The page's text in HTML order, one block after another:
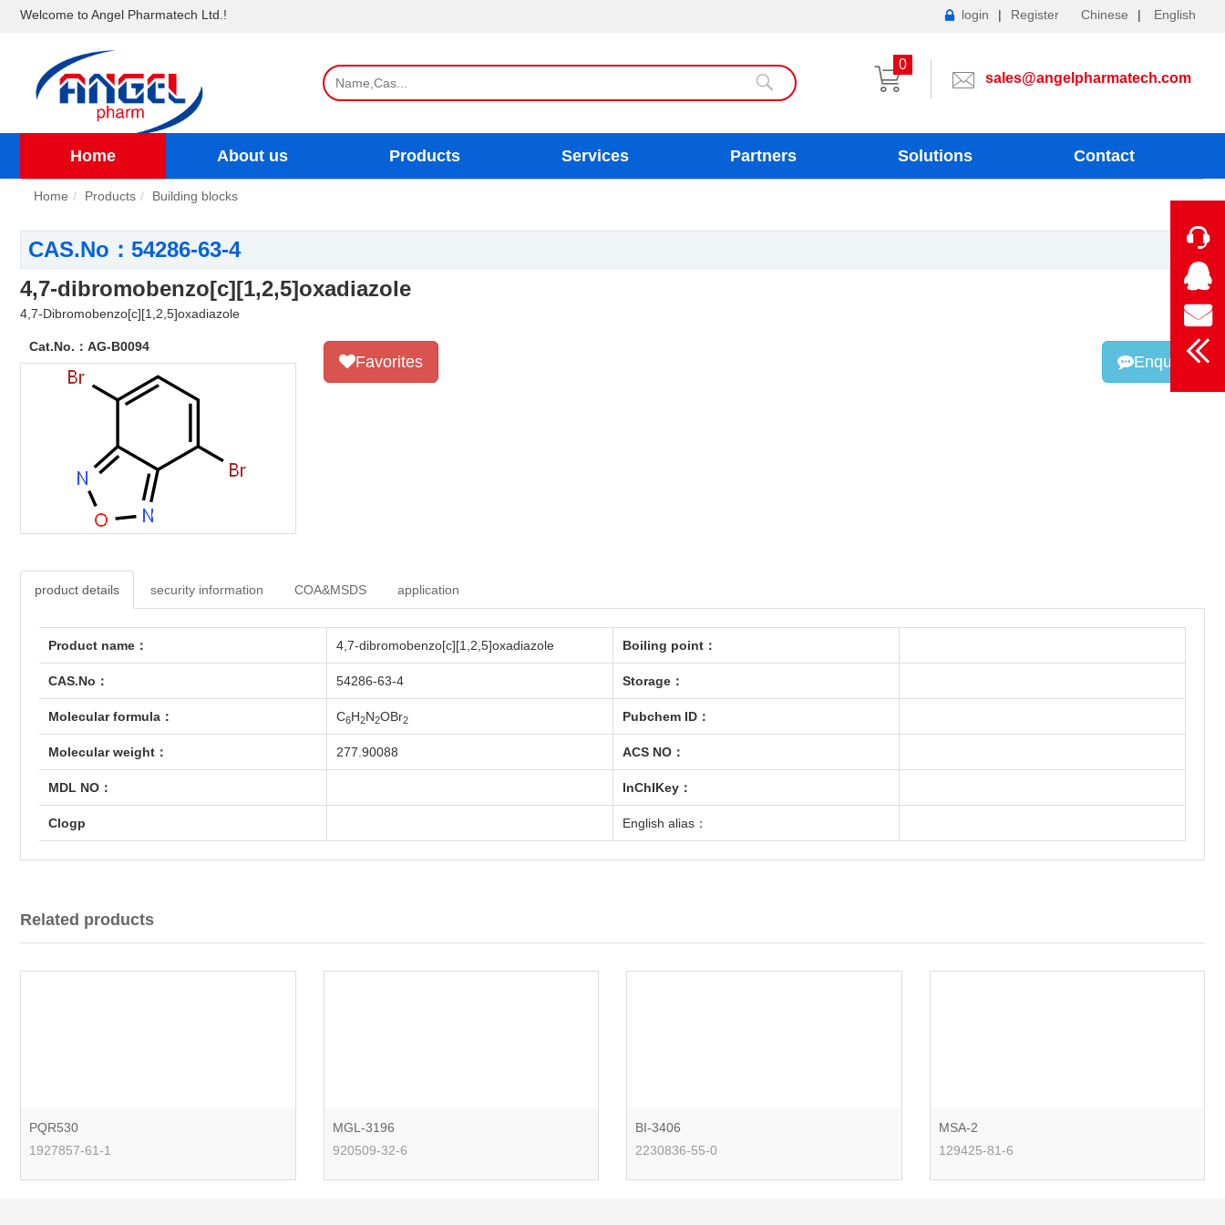
Welcome to Angel Pharmatech Ltd.! login | Register Chinese | English
sales@angelpharmatech.com
0
Home About us Products Services Partners Solutions Contact
Home Products Building blocks
CAS.No：54286-63-4
4,7-dibromobenzo[c][1,2,5]oxadiazole
4,7-Dibromobenzo[c][1,2,5]oxadiazole
Cat.No.： AG-B0094
Enquiry
Favorites
product details security information COA&MSDS application
Product name： 4,7-dibromobenzo[c][1,2,5]oxadiazole Boiling point：
CAS.No： 54286-63-4 Storage：
Molecular formula： C6H2N2OBr2 Pubchem ID：
Molecular weight： 277.90088 ACS NO：
MDL NO： InChIKey：
Clogp English alias：
Related products
PQR530
1927857-61-1
MGL-3196
920509-32-6
BI-3406
2230836-55-0
MSA-2
129425-81-6